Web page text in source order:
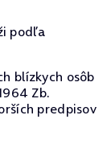
podľa
blízkych osôb
Zb.
predpisov